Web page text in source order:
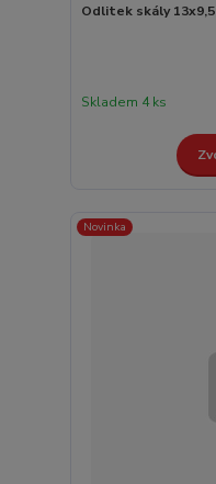
Odlitek skály 13x9,5
Skladem 4 ks
Novinka